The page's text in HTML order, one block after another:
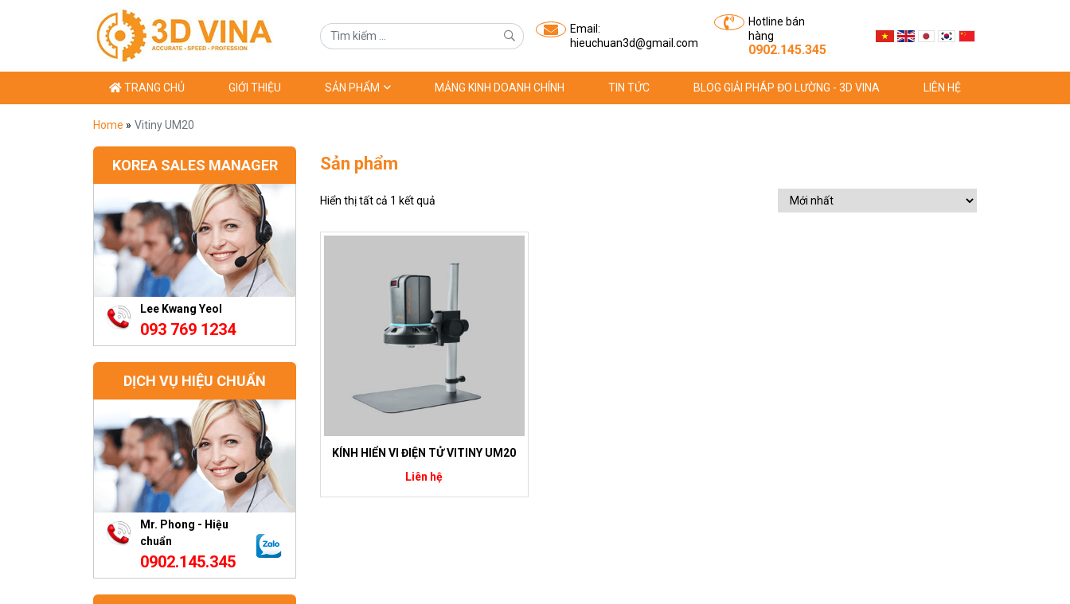
Email:
hieuchuan3d@gmail.com
Hotline bán
hàng
0902.145.345
TRANG CHỦ GIỚI THIỆU SẢN PHẨM MẢNG KINH DOANH CHÍNH TIN TỨC BLOG GIẢI PHÁP ĐO LƯỜNG - 3D VINA LIÊN HỆ
Home » Vitiny UM20
KOREA SALES MANAGER
Lee Kwang Yeol
093 769 1234
DỊCH VỤ HIỆU CHUẨN
Mr. Phong - Hiệu
chuẩn
0902.145.345
Sản phẩm
Hiển thị tất cả 1 kết quả
KÍNH HIỂN VI ĐIỆN TỬ VITINY UM20
Liên hệ